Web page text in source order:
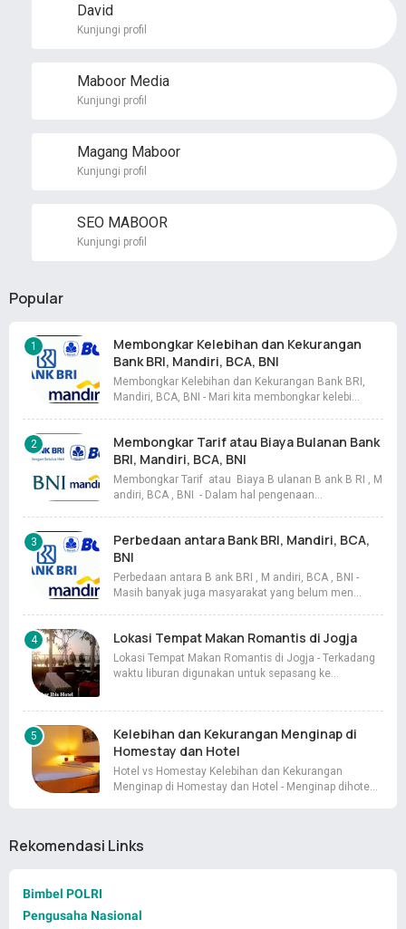
David
Kunjungi profil
Maboor Media
Kunjungi profil
Magang Maboor
Kunjungi profil
SEO MABOOR
Kunjungi profil
Popular
Membongkar Kelebihan dan Kekurangan
Bank BRI, Mandiri, BCA, BNI
Membongkar Kelebihan dan Kekurangan Bank BRI,
Mandiri, BCA, BNI - Mari kita membongkar kelebi…
Membongkar Tarif atau Biaya Bulanan Bank
BRI, Mandiri, BCA, BNI
Membongkar Tarif atau Biaya B ulanan B ank B RI , M
andiri, BCA , BNI - Dalam hal pengenaan…
Perbedaan antara Bank BRI, Mandiri, BCA,
BNI
Perbedaan antara B ank BRI , M andiri, BCA , BNI -
Masih banyak juga masyarakat yang belum men…
Lokasi Tempat Makan Romantis di Jogja
Lokasi Tempat Makan Romantis di Jogja - Terkadang
waktu liburan digunakan untuk sepasang ke…
Kelebihan dan Kekurangan Menginap di
Homestay dan Hotel
Hotel vs Homestay Kelebihan dan Kekurangan
Menginap di Homestay dan Hotel - Menginap dihote…
Rekomendasi Links
Bimbel POLRI
Pengusaha Nasional